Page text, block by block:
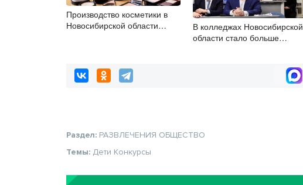
Производство косметики в
Новосибирской области
В колледжах Новосибирской
области стало больше
Раздел: РАЗВЛЕЧЕНИЯ ОБЩЕСТВО
Темы: Дети Конкурсы